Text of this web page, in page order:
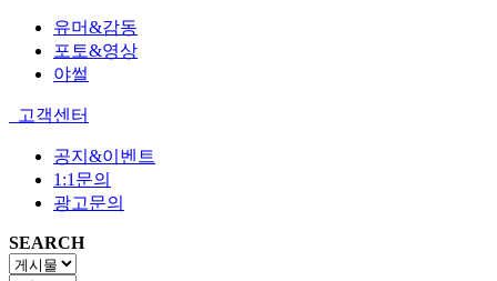
유머&감동
포토&영상
야썰
고객센터
공지&이벤트
1:1문의
광고문의
SEARCH